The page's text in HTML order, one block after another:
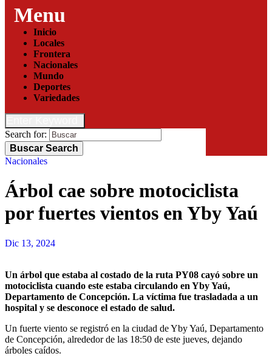
Menu
Inicio
Locales
Frontera
Nacionales
Mundo
Deportes
Variedades
Search for:
Buscar Search
Nacionales
Árbol cae sobre motociclista
por fuertes vientos en Yby Yaú
Dic 13, 2024
Un árbol que estaba al costado de la ruta PY08 cayó sobre un
motociclista cuando este estaba circulando en Yby Yaú,
Departamento de Concepción. La víctima fue trasladada a un
hospital y se desconoce el estado de salud.
Un fuerte viento se registró en la ciudad de Yby Yaú, Departamento
de Concepción, alrededor de las 18:50 de este jueves, dejando
árboles caídos.